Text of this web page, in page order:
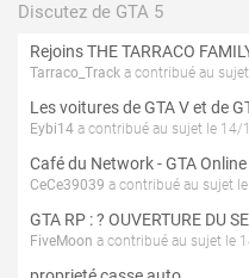
Discutez de GTA 5
Rejoins THE TARRACO
Tarraco_Track a contribué au
Les voitures de GTA V et de
Eybi14 a contribué au sujet le 14/
Café du Network - GTA Online
CeCe39039 a contribué au sujet
FiveMoon a contribué au sujet le